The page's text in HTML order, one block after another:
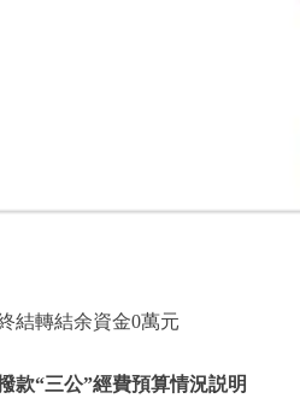
轉結余資金0萬元
款“三公”經費預算情況説明